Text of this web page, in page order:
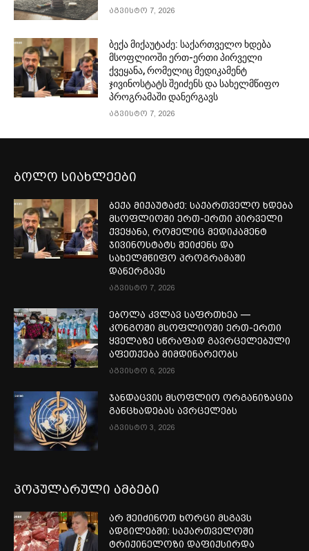
აგვისტო 7, 2026
ბექა მიქაუტაძე: საქართველო ხდება
მსოფლიოში ერთ-ერთი პირველი
ქვეყანა, რომელიც მედიკამენტ
ჯივინოსტატს შეიძენს და სახელმწიფო
პროგრამაში დანერგავს
აგვისტო 7, 2026
ბოლო სიახლეები
ბექა მიქაუტაძე: საქართველო ხდება
მსოფლიოში ერთ-ერთი პირველი
ქვეყანა, რომელიც მედიკამენტ
ჯივინოსტატს შეიძენს და
სახელმწიფო პროგრამაში
დანერგავს
აგვისტო 7, 2026
ებოლა კვლავ საფრთხეა —
კონგოში მსოფლიოში ერთ-ერთი
ყველაზე სწრაფად გავრცელებული
აფეთქება მიმდინარეობს
აგვისტო 6, 2026
ჯანდაცვის მსოფლიო ორგანიზაცია
განცხადებას ავრცელებს
აგვისტო 3, 2026
პოპულარული ამბები
არ შეიძინოთ ხორცი მსგავს
ადგილებში: საქართველოში
ტრიქინელოზი დაფიქსირდა